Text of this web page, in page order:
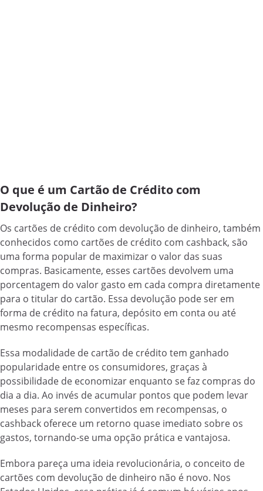
O que é um Cartão de Crédito com
Devolução de Dinheiro?
Os cartões de crédito com devolução de dinheiro, também
conhecidos como cartões de crédito com cashback, são
uma forma popular de maximizar o valor das suas
compras. Basicamente, esses cartões devolvem uma
porcentagem do valor gasto em cada compra diretamente
para o titular do cartão. Essa devolução pode ser em
forma de crédito na fatura, depósito em conta ou até
mesmo recompensas específicas.
Essa modalidade de cartão de crédito tem ganhado
popularidade entre os consumidores, graças à
possibilidade de economizar enquanto se faz compras do
dia a dia. Ao invés de acumular pontos que podem levar
meses para serem convertidos em recompensas, o
cashback oferece um retorno quase imediato sobre os
gastos, tornando-se uma opção prática e vantajosa.
Embora pareça uma ideia revolucionária, o conceito de
cartões com devolução de dinheiro não é novo. Nos